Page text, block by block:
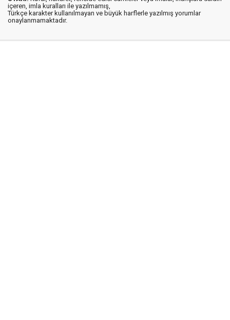
içeren, imla kuralları ile yazılmamış,
Türkçe karakter kullanılmayan ve büyük harflerle yazılmış yorumlar
onaylanmamaktadır.